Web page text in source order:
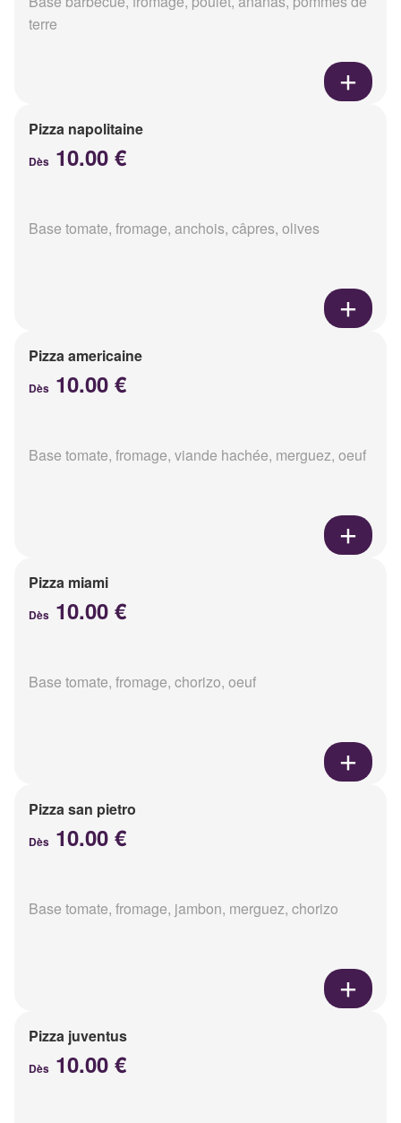
terre
Pizza napolitaine
Dès 10.00 €
Base tomate, fromage, anchois, câpres, olives
Pizza americaine
Dès 10.00 €
Base tomate, fromage, viande hachée, merguez, oeuf
Pizza miami
Dès 10.00 €
Base tomate, fromage, chorizo, oeuf
Pizza san pietro
Dès 10.00 €
Base tomate, fromage, jambon, merguez, chorizo
Pizza juventus
Dès 10.00 €